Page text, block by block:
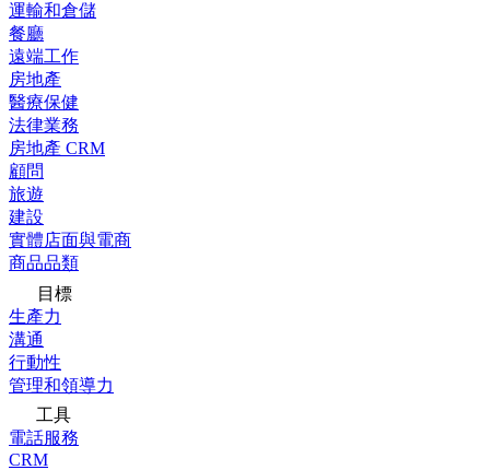
運輸和倉儲
餐廳
遠端工作
房地產
醫療保健
法律業務
房地產 CRM
顧問
旅遊
建設
實體店面與電商
商品品類
目標
生產力
溝通
行動性
管理和領導力
工具
電話服務
CRM